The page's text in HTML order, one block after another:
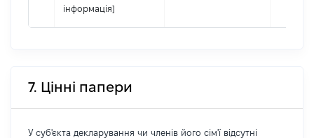
інформація]
7. Цінні папери
У суб'єкта декларування чи членів його сім'ї відсутні